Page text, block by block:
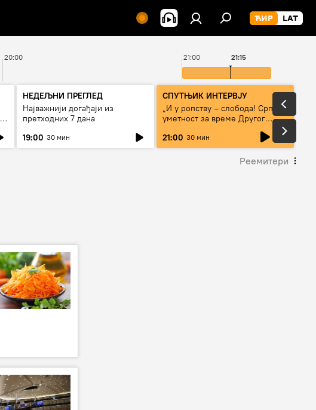
20:00 21:00 21:15
НЕДЕЉНИ ПРЕГЛЕД
Најважнији догађаји из
претходних 7 дана
19:00 30 мин
СПУТЊИК ИНТЕРВЈУ
„И у ропству – слобода! Српска
уметност за време Другог
21:00 30 мин live
Реемитери